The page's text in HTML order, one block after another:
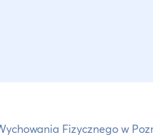
Fizycznego w